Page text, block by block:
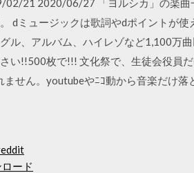
dミュージックは歌詞やdポイントが
ル、アルバム、ハイレゾなど1,100万
い!!500枚で!!! 文化祭で、生徒会役員
せん。youtubeやﾆｺ動から音楽だけ
ード